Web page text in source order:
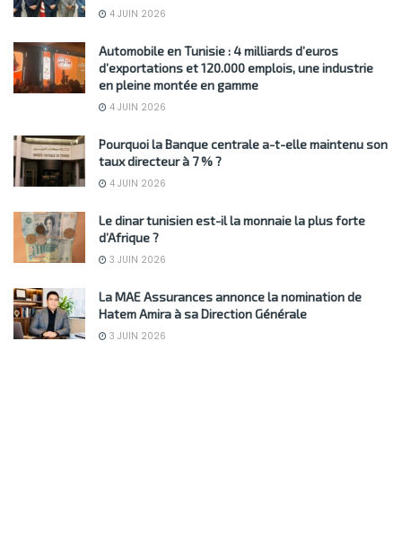
4 JUIN 2026
Automobile en Tunisie : 4 milliards d’euros
d’exportations et 120.000 emplois, une industrie
en pleine montée en gamme
4 JUIN 2026
Pourquoi la Banque centrale a-t-elle maintenu son
taux directeur à 7 % ?
4 JUIN 2026
Le dinar tunisien est-il la monnaie la plus forte
d’Afrique ?
3 JUIN 2026
La MAE Assurances annonce la nomination de
Hatem Amira à sa Direction Générale
3 JUIN 2026